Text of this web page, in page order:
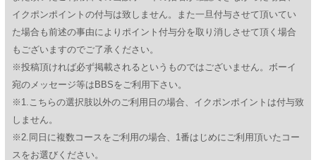
イクポンポイントの付与は致しません。また一旦付与させて頂いてい
た場合も前述の事由によりポイント付与分を取り消しさせて頂く場合
もございますのでご了承ください。
※投稿頂ければ必ず掲載されるというものではございません。ボーイ
宛のメッセージ等はBBSをご利用下さい。
※1.こちらの選択肢以外のご利用日の場合、イクポンポイントは付与致
しません。
※2.同日に複数コースをご利用の場合、1番はじめにご利用頂いたコー
スをお選びください。